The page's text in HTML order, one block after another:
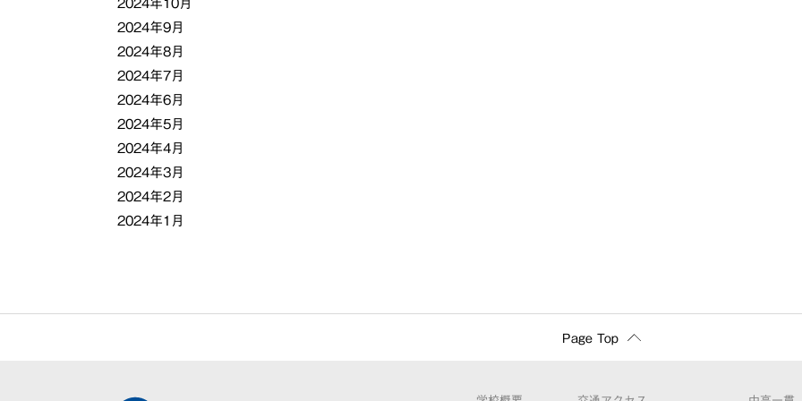
2024年10月
2024年9月
2024年8月
2024年7月
2024年6月
2024年5月
2024年4月
2024年3月
2024年2月
2024年1月
Page Top